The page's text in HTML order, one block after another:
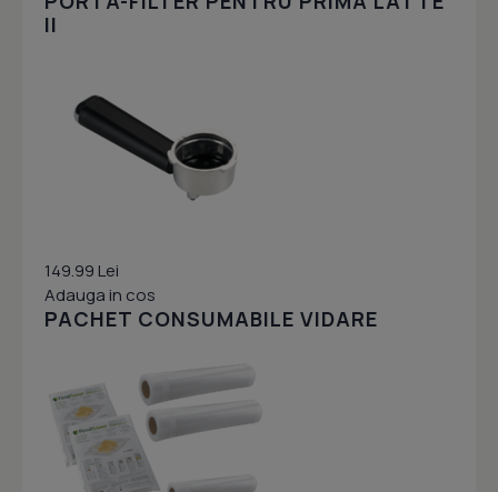
II
149.99 Lei
Adauga in cos
PACHET CONSUMABILE VIDARE